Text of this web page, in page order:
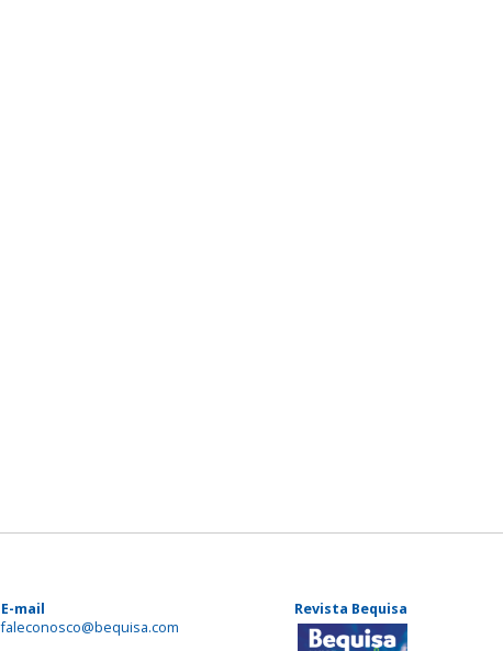
E-mail
faleconosco@bequisa.com
Revista Bequisa